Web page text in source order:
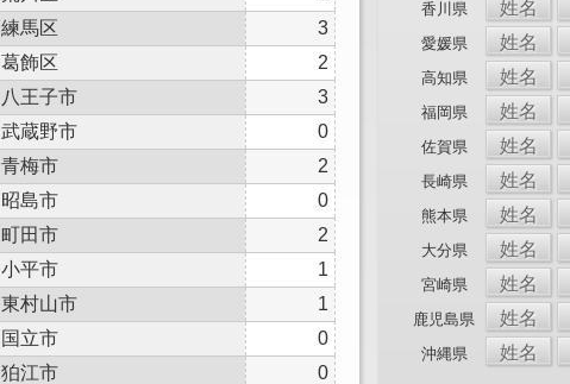
練馬区
3
葛飾区
2
八王子市
3
武蔵野市
0
青梅市
2
昭島市
0
町田市
2
小平市
1
東村山市
1
国立市
0
狛江市
0
香川県 姓名
愛媛県 姓名
高知県 姓名
福岡県 姓名
佐賀県 姓名
長崎県 姓名
熊本県 姓名
大分県 姓名
宮崎県 姓名
鹿児島県 姓名
沖縄県 姓名